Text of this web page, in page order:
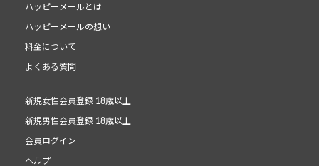
ハッピーメールとは
ハッピーメールの想い
料金について
よくある質問
新規女性会員登録 18歳以上
新規男性会員登録 18歳以上
会員ログイン
ヘルプ